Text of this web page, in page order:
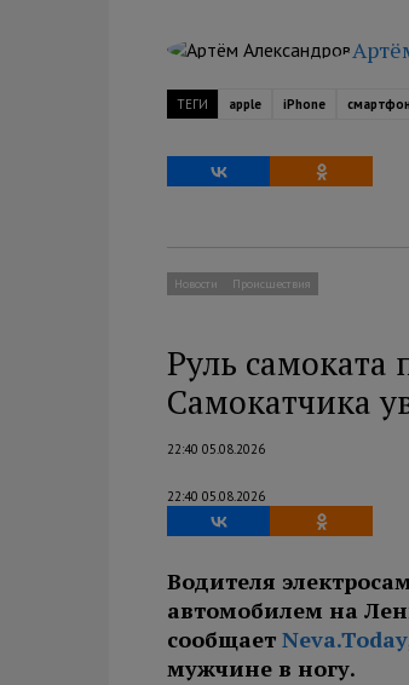
ТЕГИ apple iPhone
Новости Происшествия
Руль самоката
Самокатчика
22:40 05.08.2026
22:40 05.08.2026
Водителя
автомобилем на
сообщает Neva.Today
мужчине в ногу.